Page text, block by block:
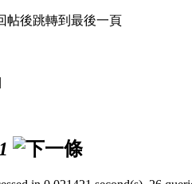
帖後跳轉到最後一頁
|